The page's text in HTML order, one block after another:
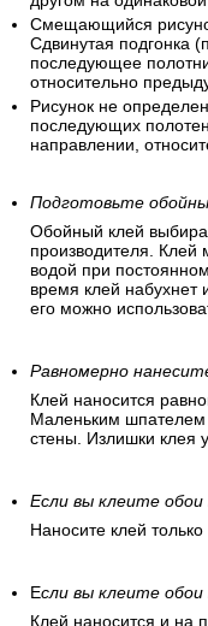
Смещающийся
Сдвинутая подгонка
последующее
относительно
Рисунок не
последующих
направлении,
Подготовьте
Обойный клей
производителя. Клей
водой при
время клей набухнет
его можно
Равномерно
Клей наносится
Маленьким шпателем
стены. Излишки клея
Если вы клеите обои
Наносите клей
Если вы клеите
Клей наносится и на